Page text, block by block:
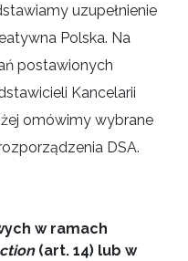
uzupełnienie
Polska. Na
postawionych
Kancelarii
omówimy wybrane
DSA.
w ramach
(art. 14) lub w